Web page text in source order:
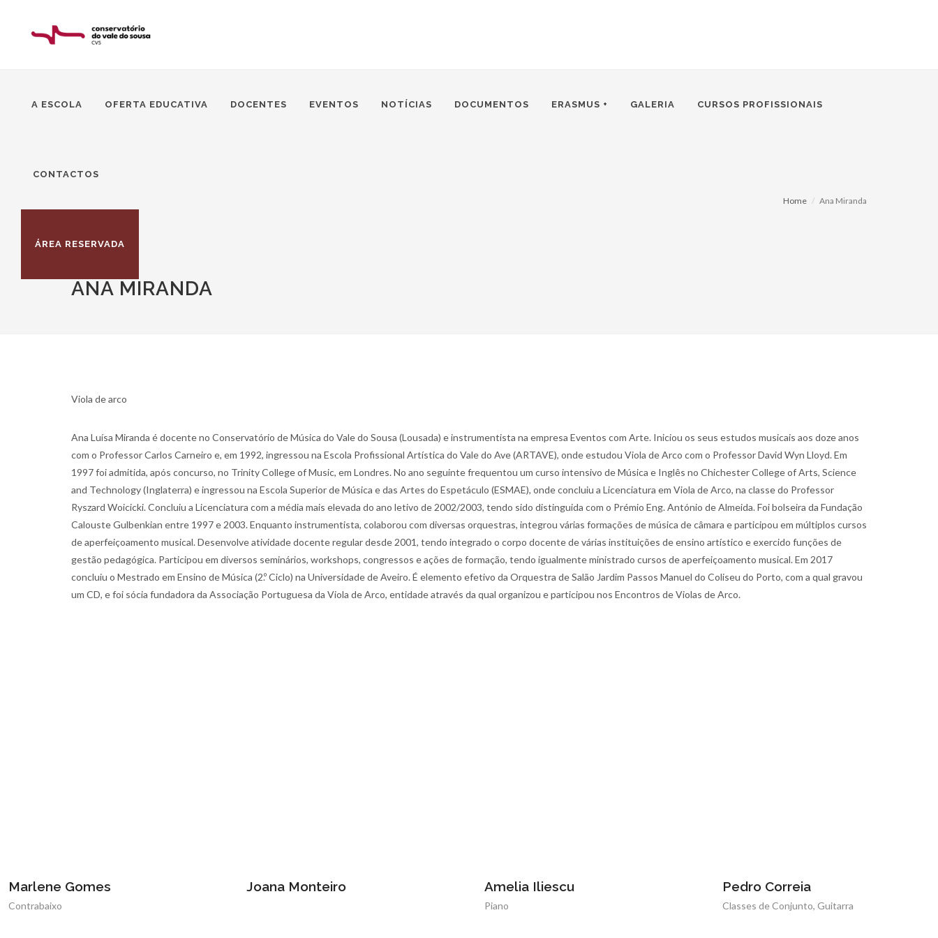
A ESCOLA OFERTA EDUCATIVA DOCENTES EVENTOS NOTÍCIAS DOCUMENTOS ERASMUS + GALERIA CURSOS PROFISSIONAIS
CONTACTOS
ÁREA RESERVADA
ANA MIRANDA
Home Ana Miranda
Viola de arco
Ana Luísa Miranda é docente no Conservatório de Música do Vale do Sousa (Lousada) e instrumentista na empresa Eventos com Arte. Iniciou os seus estudos musicais aos doze anos
com o Professor Carlos Carneiro e, em 1992, ingressou na Escola Profissional Artística do Vale do Ave (ARTAVE), onde estudou Viola de Arco com o Professor David Wyn Lloyd. Em
1997 foi admitida, após concurso, no Trinity College of Music, em Londres. No ano seguinte frequentou um curso intensivo de Música e Inglês no Chichester College of Arts, Science
and Technology (Inglaterra) e ingressou na Escola Superior de Música e das Artes do Espetáculo (ESMAE), onde concluiu a Licenciatura em Viola de Arco, na classe do Professor
Ryszard Woicicki. Concluiu a Licenciatura com a média mais elevada do ano letivo de 2002/2003, tendo sido distinguida com o Prémio Eng. António de Almeida. Foi bolseira da Fundação
Calouste Gulbenkian entre 1997 e 2003. Enquanto instrumentista, colaborou com diversas orquestras, integrou várias formações de música de câmara e participou em múltiplos cursos
de aperfeiçoamento musical. Desenvolve atividade docente regular desde 2001, tendo integrado o corpo docente de várias instituições de ensino artístico e exercido funções de
gestão pedagógica. Participou em diversos seminários, workshops, congressos e ações de formação, tendo igualmente ministrado cursos de aperfeiçoamento musical. Em 2017
concluiu o Mestrado em Ensino de Música (2.º Ciclo) na Universidade de Aveiro. É elemento efetivo da Orquestra de Salão Jardim Passos Manuel do Coliseu do Porto, com a qual gravou
um CD, e foi sócia fundadora da Associação Portuguesa da Viola de Arco, entidade através da qual organizou e participou nos Encontros de Violas de Arco.
Marlene Gomes
Contrabaixo
Joana Monteiro Amelia Iliescu
Piano
Pedro Correia
Classes de Conjunto, Guitarra